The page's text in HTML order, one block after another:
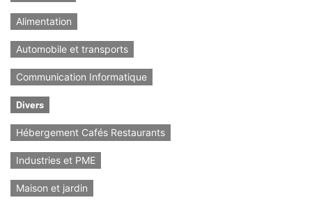
Alimentation
Automobile et transports
Communication Informatique
Divers
Hébergement Cafés Restaurants
Industries et PME
Maison et jardin